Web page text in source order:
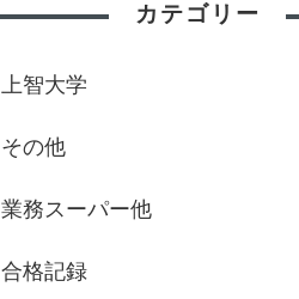
カテゴリー
上智大学
その他
業務スーパー他
合格記録